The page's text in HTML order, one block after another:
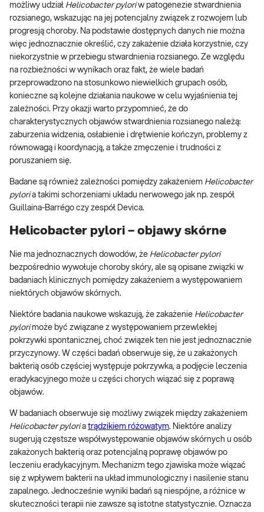
możliwy udział Helicobacter pyloriw patogenezie stwardnienia
rozsianego, wskazując na jej potencjalny związek z rozwojem lub
progresją choroby. Na podstawie dostępnych danych nie można
więc jednoznacznie określić, czy zakażenie działa korzystnie, czy
niekorzystnie w przebiegu stwardnienia rozsianego. Ze względu
na rozbieżności w wynikach oraz fakt, że wiele badań
przeprowadzono na stosunkowo niewielkich grupach osób,
konieczne są kolejne działania naukowe w celu wyjaśnienia tej
zależności. Przy okazji warto przypomnieć, że do
charakterystycznych objawów stwardnienia rozsianego należą:
zaburzenia widzenia, osłabienie i drętwienie kończyn, problemy z
równowagą i koordynacją, a także zmęczenie i trudności z
poruszaniem się.
Badane są również zależności pomiędzy zakażeniem Helicobacter
pyloria takimi schorzeniami układu nerwowego jak np. zespół
Guillaina-Barrégo czy zespół Devica.
Helicobacter pylori – objawy skórne
Nie ma jednoznacznych dowodów, że Helicobacter pylori
bezpośrednio wywołuje choroby skóry, ale są opisane związki w
badaniach klinicznych pomiędzy zakażeniem a występowaniem
niektórych objawów skórnych.
Niektóre badania naukowe wskazują, że zakażenie Helicobacter
pylorimoże być związane z występowaniem przewlekłej
pokrzywki spontanicznej, choć związek ten nie jest jednoznacznie
przyczynowy. W części badań obserwuje się, że u zakażonych
bakterią osób częściej występuje pokrzywka, a podjęcie leczenia
eradykacyjnego może u części chorych wiązać się z poprawą
objawów.
W badaniach obserwuje się możliwy związek między zakażeniem
Helicobacter pyloria trądzikiem różowatym. Niektóre analizy
sugerują częstsze współwystępowanie objawów skórnych u osób
zakażonych bakterią oraz potencjalną poprawę objawów po
leczeniu eradykacyjnym. Mechanizm tego zjawiska może wiązać
się z wpływem bakterii na układ immunologiczny i nasilenie stanu
zapalnego. Jednocześnie wyniki badań są niespójne, a różnice w
skuteczności terapii nie zawsze są istotne statystycznie. Oznacza